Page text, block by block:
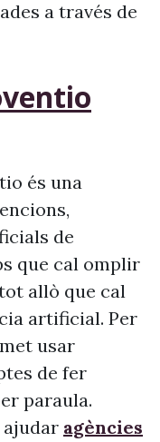
a través de
és una
de
que cal omplir
allò que cal
artificial. Per
usar
de fer
paraula.
agències